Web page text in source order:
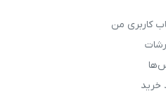
کاربری من
خرید